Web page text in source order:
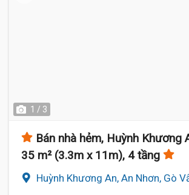
1 / 3
Bán nhà hẻm, Huỳnh Khương
35 m² (3.3m x 11m), 4 tầng
Huỳnh Khương An, An Nhơn, Gò